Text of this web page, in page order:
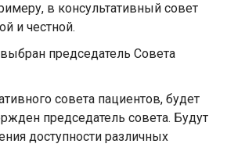
в консультативный совет
и честной.
председатель Совета
совета пациентов, будет
председатель совета. Будут
доступности различных